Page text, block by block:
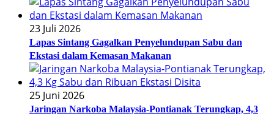
23 Juli 2026
Lapas Sintang Gagalkan Penyelundupan Sabu dan
Ekstasi dalam Kemasan Makanan
25 Juni 2026
Jaringan Narkoba Malaysia-Pontianak Terungkap, 4,3